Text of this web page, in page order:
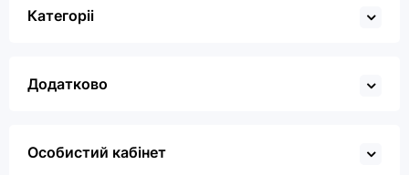
Категоріі
Додатково
Особистий кабінет